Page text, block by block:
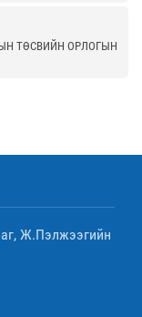
ТӨСВИЙН ОРЛОГЫН
Ж.Пэлжээгийн